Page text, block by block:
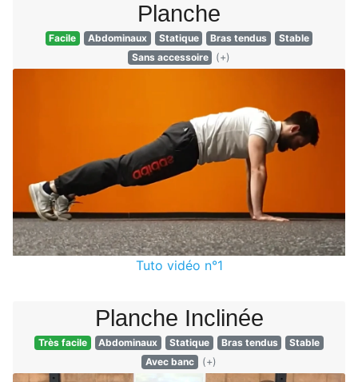
Planche
Facile Abdominaux Statique Bras tendus
Stable
Sans accessoire
(+)
Tuto vidéo n°1
Planche Inclinée
Très facile Abdominaux Statique Bras tendus
Stable
Avec banc
(+)